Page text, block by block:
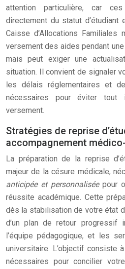
attention particulière, car
directement du statut
Caisse d’Allocations Familiales
versement des aides pendant
mais peut exiger une
situation. Il convient de signaler
les délais réglementaires et
nécessaires pour éviter tout
versement.
Stratégies de reprise
accompagnement
La préparation de la reprise
majeur de la césure médicale,
anticipée et personnaliséepour
réussite académique. Cette
dès la stabilisation de votre état
d’un plan de retour progressif
l’équipe pédagogique, et les
universitaire. L’objectif consiste
nécessaires pour concilier